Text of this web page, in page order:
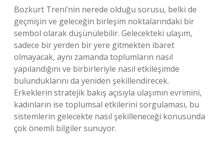
Bozkurt Treni’nin nerede olduğu sorusu, belki de
geçmişin ve geleceğin birleşim noktalarındaki bir
sembol olarak düşünülebilir. Gelecekteki ulaşım,
sadece bir yerden bir yere gitmekten ibaret
olmayacak, aynı zamanda toplumların nasıl
yapılandığını ve birbirleriyle nasıl etkileşimde
bulunduklarını da yeniden şekillendirecek.
Erkeklerin stratejik bakış açısıyla ulaşımın evrimini,
kadınların ise toplumsal etkilerini sorgulaması, bu
sistemlerin gelecekte nasıl şekilleneceği konusunda
çok önemli bilgiler sunuyor.